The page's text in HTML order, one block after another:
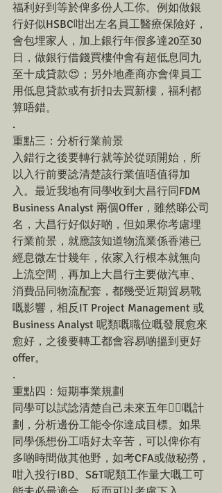
福利好到等於俾多份人工你。例如做銀
行好似HSBC咁出左名員工醫療保險好，
會包埋家人，加上銀行年假多達20至30
日，做銀行借錢買樓仲會有超低息同九
至十成貸款😍；另外地產商亦會俾員工
用低息貸款或有折扣去買新樓，福利都
算唔錯。
.
重點三：分析行業前景
入錯行之後要轉行就等於從頭開始，所
以入行前要諗清楚該行業值唔值得加
入。最近我地有同學收到大昌行同FDM
Business Analyst 兩個Offer，雖然睇公司
名，大昌行好似好啲，但如果你考慮埋
行業前景，就應該知道物流業係香港已
經息微左廿幾年，依家入行根本就無向
上流空間，再加上大昌行主要做汽車、
消費品同物流配套，都幾受近期貿易戰
嘅影響，相反IT Project Management 或
Business Analyst 呢類嘅職位嘅發展愈來
愈好，之後要轉工都會容易啲搵到更好
offer。
.
重點四：短期事業規劃
同學可以試諗清楚自己未來五年🖐🏻嘅計
劃，分析邊份工能令你達成目標。如果
同學係想份工唔好太辛苦，可以俾你有
多啲時間做其他野，如考CFA或做秘撈，
咁入投行IBD、S&T呢類工作量大嘅工可